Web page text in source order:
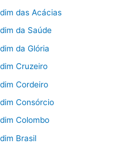
das Acácias
da Saúde
da Glória
Cruzeiro
Cordeiro
Consórcio
Colombo
Brasil